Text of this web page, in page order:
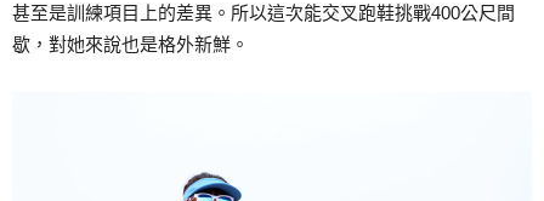
甚至是訓練項目上的差異。所以這次能交叉跑鞋挑戰400公尺間
歇，對她來說也是格外新鮮。